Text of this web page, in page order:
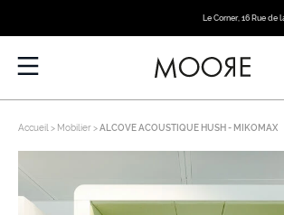
Le Corner, 16 Rue de
Accueil Mobilier ALCOVE ACOUSTIQUE HUSH - MIKOMAX